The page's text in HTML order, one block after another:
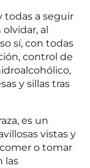
todas a seguir
al
sí, con todas
control de
y sillas tras
es un
vistas y
o tomar
las